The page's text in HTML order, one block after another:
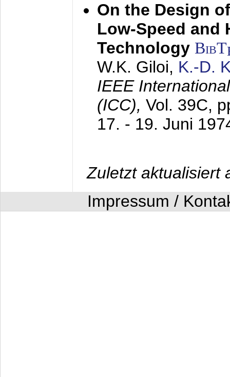
On the Design
Low-Speed and
Technology BibT
W.K. Giloi, K.-D.
IEEE
(ICC), Vol. 39C,
17. - 19. Juni
Zuletzt aktualisiert
Impressum /